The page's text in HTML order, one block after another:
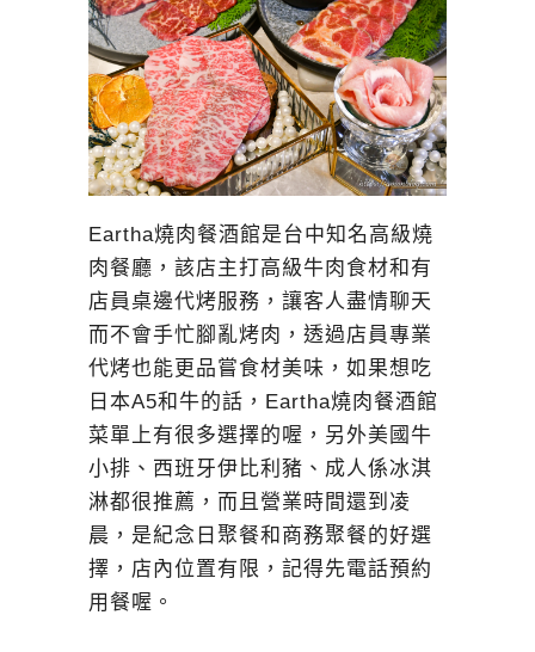
Eartha燒肉餐酒館是台中知名高級燒
肉餐廳，該店主打高級牛肉食材和有
店員桌邊代烤服務，讓客人盡情聊天
而不會手忙腳亂烤肉，透過店員專業
代烤也能更品嘗食材美味，如果想吃
日本A5和牛的話，Eartha燒肉餐酒館
菜單上有很多選擇的喔，另外美國牛
小排、西班牙伊比利豬、成人係冰淇
淋都很推薦，而且營業時間還到凌
晨，是紀念日聚餐和商務聚餐的好選
擇，店內位置有限，記得先電話預約
用餐喔。